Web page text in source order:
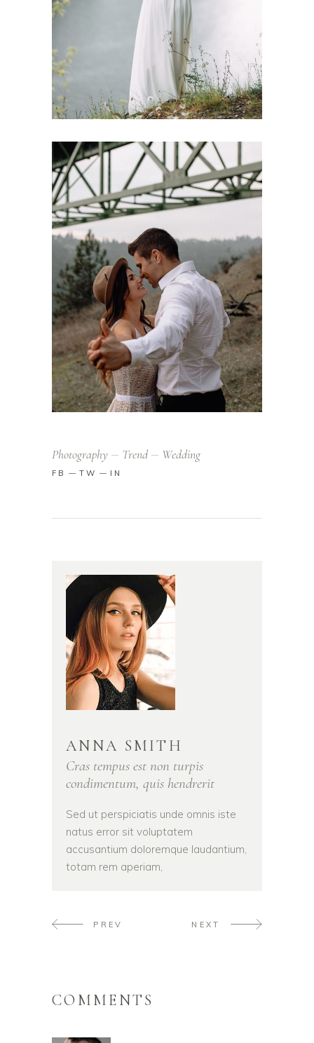
Photography Trend Wedding
FB TW IN
ANNA SMITH
Cras tempus est non turpis
condimentum, quis hendrerit
Sed ut perspiciatis unde omnis iste
natus error sit voluptatem
accusantium doloremque laudantium,
totam rem aperiam,
PREV NEXT
COMMENTS